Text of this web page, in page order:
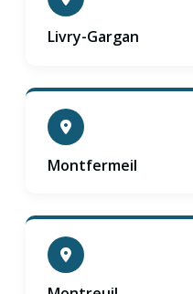
Livry-Gargan
Montfermeil